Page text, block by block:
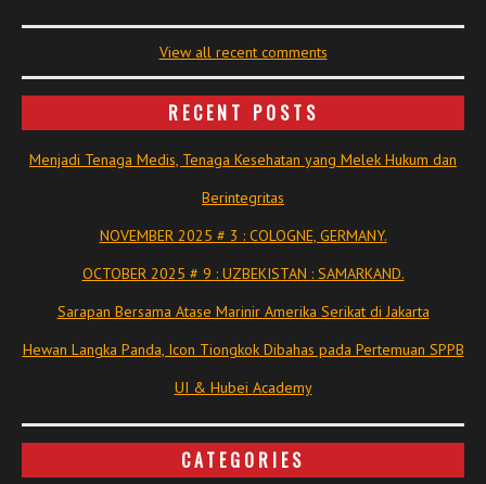
View all recent comments
RECENT POSTS
Menjadi Tenaga Medis, Tenaga Kesehatan yang Melek Hukum dan
Berintegritas
NOVEMBER 2025 # 3 : COLOGNE, GERMANY.
OCTOBER 2025 # 9 : UZBEKISTAN : SAMARKAND.
Sarapan Bersama Atase Marinir Amerika Serikat di Jakarta
Hewan Langka Panda, Icon Tiongkok Dibahas pada Pertemuan SPPB
UI & Hubei Academy
CATEGORIES